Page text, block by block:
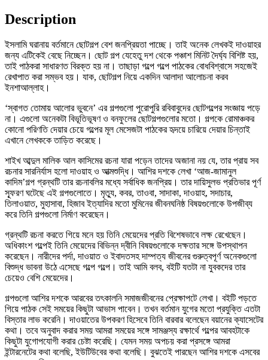
Description
ইসলামি ঘরানায় বর্তমানে ছোটগল্প বেশ জনপ্রিয়তা পাচ্ছে। তাই অনেক লেখকই দাওয়াহর
জন্য এটিকেই বেছে নিচ্ছেন। ছোট গল্প যেহেতু দশ থেকে পঞ্চাশ মিনিট দৈর্ঘ্য বিশিষ্ট হয়,
তাই পাঠকরা সাধারণত বিরক্ত হয় না। তাছাড়া গল্পে গল্পে পাঠকের বোধবিশ্বাসে সহজেই
রেখাপাত করা সম্ভব হয়। যাক, ছোটগল্প নিয়ে একদিন আলাদা আলোচনা করব
ইনশাআল্লাহ।
‘স্বাগত তোমায় আলোর ভুবনে’ এর গল্পগুলো পুরোপুরি রবিবাবুদের ছোটগল্পের সংজ্ঞায় পড়ে
না। এগুলো অনেকটা বিভূতিভূষণ ও বনফুলের ছোটগল্পগুলোর মতো। গল্পকে রোমাঞ্চকর
কোনো পরিণতি দেয়ার চেয়ে গল্পের মূল মেসেজটা পাঠকের হৃদয়ে চারিয়ে দেয়ার চিন্তাই
এখানে লেখককে তাড়িত করেছে।
শাইখ আব্দুল মালিক আল কাসিমের রচনা যারা পড়েন তাদের অজানা নয় যে, তার প্রায় সব
রচনার সারনির্যাস হলো দাওয়াহ ও আত্মশুদ্ধি। আশির দশকে লেখা ‘আজ-জামানুল
কাদিম’গল্প গ্রন্থটি তার রচনাবলির মধ্যে সর্বাধিক জনপ্রিয়। তার দায়িসুলভ প্রতিভার পূর্ণ
স্ফূরণ ঘটেছে এই গল্পগুলোতে। মৃত্যু, কবর, তাওবা, সাদাকা, দাওয়াহ, সদাচার,
তিলাওয়াত, মুহাসাবা, হিজাব ইত্যাদির মতো মুমিনের জীবনঘনিষ্ঠ বিষয়গুলোকে উপজীব্য
করে তিনি গল্পগুলো নির্মাণ করেছেন।
গ্রন্থটি রচনা করতে গিয়ে মনে হয় তিনি মেয়েদের প্রতি বিশেষভাবে লক্ষ রেখেছেন।
অধিকাংশ গল্পেই তিনি মেয়েদের বিভিন্ন দ্বীনি বিষয়গুলোকে দক্ষতার সঙ্গে উপস্থাপন
করেছেন। নারীদের পর্দা, দাওয়াত ও ইবাদতসহ দাম্পত্য জীবনের গুরুত্বপূর্ণ অনেকগুলো
বিশুদ্ধ ভাবনা উঠে এসেছে গল্পে গল্পে। তাই আমি বলব, বইটি যতটা না যুবকদের তার
চেয়েও বেশি মেয়েদের।
গল্পগুলো আশির দশকে আরবের তৎকালনি সমাজজীবনের প্রেক্ষাপটে লেখা। বইটি পড়তে
গিয়ে পাঠক সেই সময়ের কিছুটা আভাস পাবেন। তখন বর্তমান যুগের মতো প্রযুক্তি এতটা
বিস্তার লাভ করেনি। দাওয়াতের উপকরণ হিসেবে তিনি বারবার বলেছেন বয়ানের ক্যাসেটের
কথা। তবে অনুবাদ করার সময় আমরা সময়ের সঙ্গে সামঞ্জস্য রক্ষার্থে গল্পের আবহটাকে
কিছুটা যুগোপযোগী করার চেষ্টা করেছি। যেমন সময় অপচয় করা প্রসঙ্গে আমরা
ইন্টারনেটের কথা বলেছি, ইউটিউবের কথা বলেছি। বুঝতেই পারছেন আশির দশকে এসবের